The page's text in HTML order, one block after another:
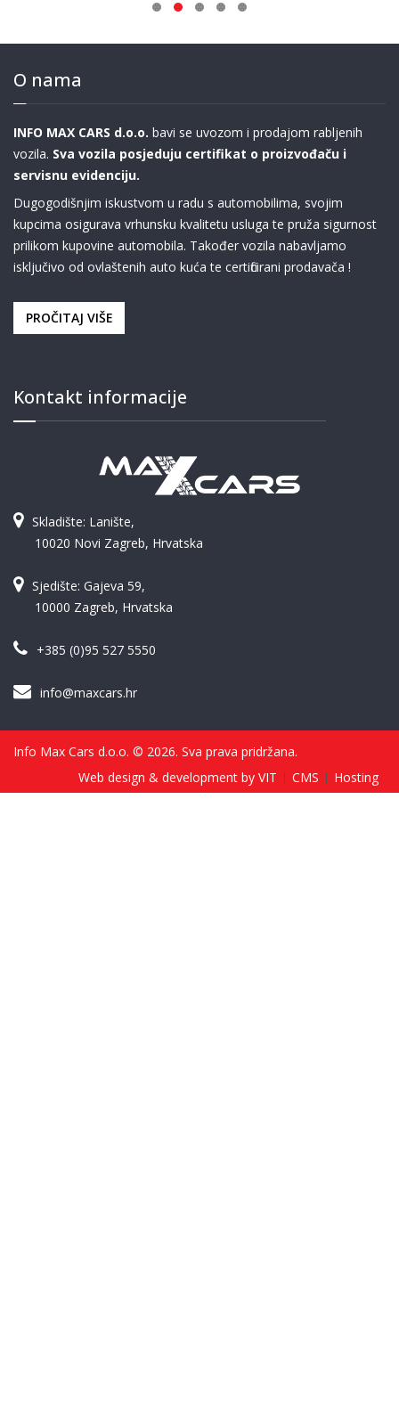
O nama
INFO MAX CARS d.o.o. bavi se uvozom i prodajom rabljenih
vozila. Sva vozila posjeduju certifikat o proizvođaču i
servisnu evidenciju.
Dugogodišnjim iskustvom u radu s automobilima, svojim
kupcima osigurava vrhunsku kvalitetu usluga te pruža sigurnost
prilikom kupovine automobila. Također vozila nabavljamo
isključivo od ovlaštenih auto kuća te certificirani prodavača !
PROČITAJ VIŠE
Kontakt informacije
Skladište: Lanište,
10020 Novi Zagreb, Hrvatska
Sjedište: Gajeva 59,
10000 Zagreb, Hrvatska
+385 (0)95 527 5550
info@maxcars.hr
Info Max Cars d.o.o. © 2026. Sva prava pridržana.
Web design & development by VIT
CMS Hosting